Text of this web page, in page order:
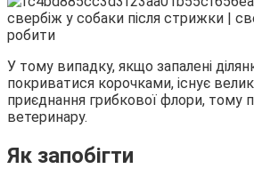
У тому випадку, якщо запалені
покриватися корочками, існує
приєднання грибкової флори, тому
ветеринару.
Як запобігти